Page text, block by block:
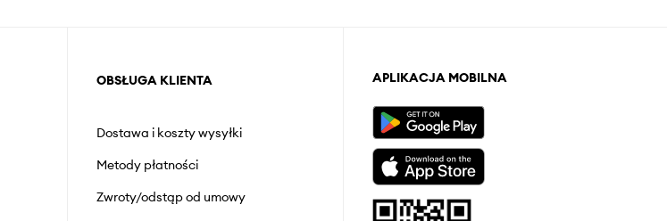
OBSŁUGA KLIENTA
Dostawa i koszty wysyłki
Metody płatności
Zwroty/odstąp od umowy
APLIKACJA MOBILNA